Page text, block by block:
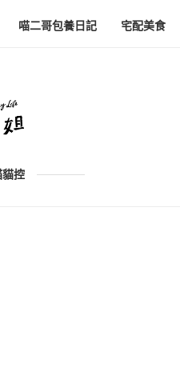
喵二哥包養日記 宅配美食
控